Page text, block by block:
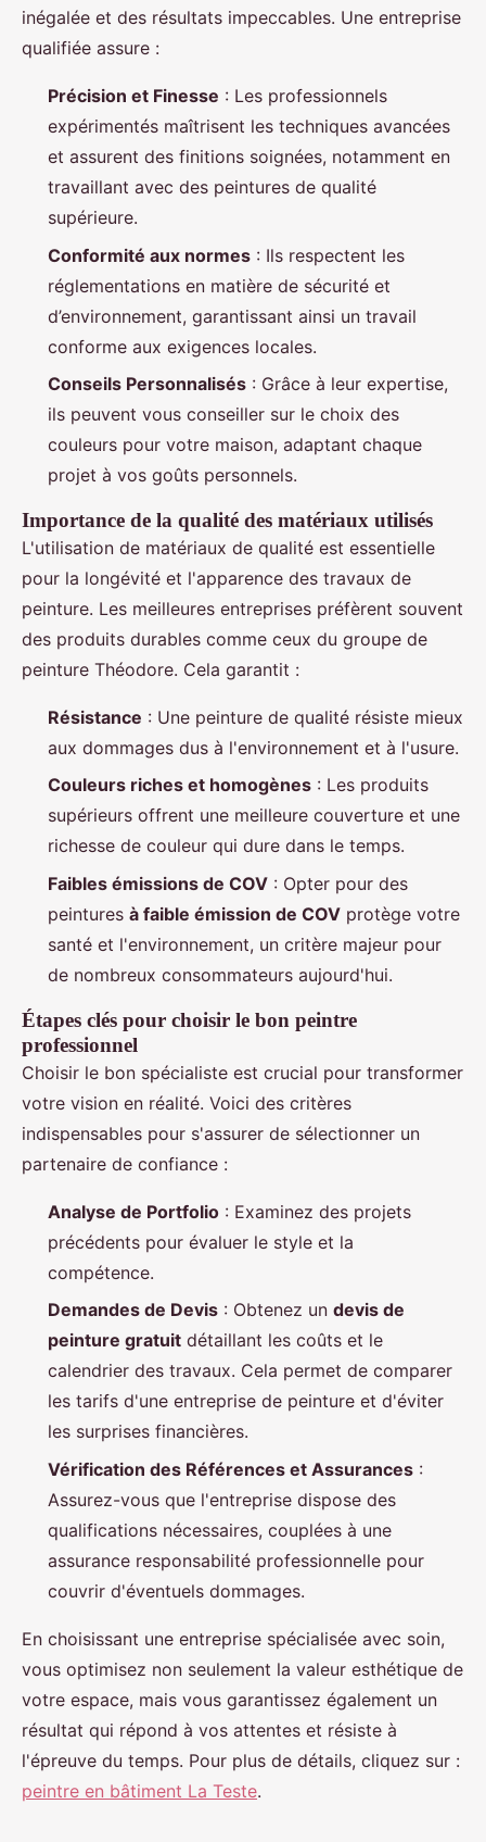
inégalée et des résultats impeccables. Une entreprise
qualifiée assure :
Précision et Finesse : Les professionnels
expérimentés maîtrisent les techniques avancées
et assurent des finitions soignées, notamment en
travaillant avec des peintures de qualité
supérieure.
Conformité aux normes : Ils respectent les
réglementations en matière de sécurité et
d’environnement, garantissant ainsi un travail
conforme aux exigences locales.
Conseils Personnalisés : Grâce à leur expertise,
ils peuvent vous conseiller sur le choix des
couleurs pour votre maison, adaptant chaque
projet à vos goûts personnels.
Importance de la qualité des matériaux utilisés
L'utilisation de matériaux de qualité est essentielle
pour la longévité et l'apparence des travaux de
peinture. Les meilleures entreprises préfèrent souvent
des produits durables comme ceux du groupe de
peinture Théodore. Cela garantit :
Résistance : Une peinture de qualité résiste mieux
aux dommages dus à l'environnement et à l'usure.
Couleurs riches et homogènes : Les produits
supérieurs offrent une meilleure couverture et une
richesse de couleur qui dure dans le temps.
Faibles émissions de COV : Opter pour des
peintures à faible émission de COV protège votre
santé et l'environnement, un critère majeur pour
de nombreux consommateurs aujourd'hui.
Étapes clés pour choisir le bon peintre
professionnel
Choisir le bon spécialiste est crucial pour transformer
votre vision en réalité. Voici des critères
indispensables pour s'assurer de sélectionner un
partenaire de confiance :
Analyse de Portfolio : Examinez des projets
précédents pour évaluer le style et la
compétence.
Demandes de Devis : Obtenez un devis de
peinture gratuit détaillant les coûts et le
calendrier des travaux. Cela permet de comparer
les tarifs d'une entreprise de peinture et d'éviter
les surprises financières.
Vérification des Références et Assurances :
Assurez-vous que l'entreprise dispose des
qualifications nécessaires, couplées à une
assurance responsabilité professionnelle pour
couvrir d'éventuels dommages.
En choisissant une entreprise spécialisée avec soin,
vous optimisez non seulement la valeur esthétique de
votre espace, mais vous garantissez également un
résultat qui répond à vos attentes et résiste à
l'épreuve du temps. Pour plus de détails, cliquez sur :
peintre en bâtiment La Teste.